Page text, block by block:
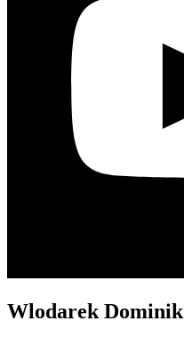
Wlodarek Dominik